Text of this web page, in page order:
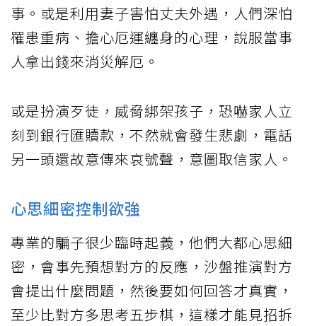
事。或是利用妻子害怕丈夫外遇，人們深怕
罹患重病、擔心厄運纏身的心理，說服當事
人拿出錢來消災解厄。
或是扮演歹徒，威脅綁架孩子，恐嚇家人立
刻到銀行匯贖款，不然就會發生悲劇，電話
另一頭還故意傳來哀號聲，意圖取信家人。
心思細密控制欲強
專業的騙子很少臨時起義，他們大都心思細
密，會事先預想對方的反應，沙盤推演對方
會提出什麼問題，然後要如何回答才真實，
至少比對方多思考五步棋，這樣才能見招拆